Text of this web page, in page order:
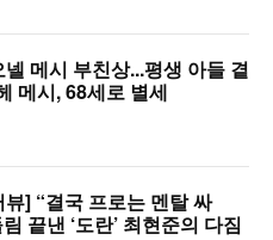
메시 부친상...평생 아들 곁
메시, 68세로 별세
] “결국 프로는 멘탈 싸
끝낸 ‘도란’ 최현준의 다짐